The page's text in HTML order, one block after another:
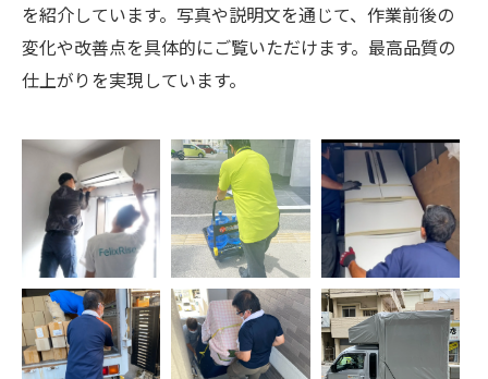
を紹介しています。写真や説明文を通じて、作業前後の
変化や改善点を具体的にご覧いただけます。最高品質の
仕上がりを実現しています。